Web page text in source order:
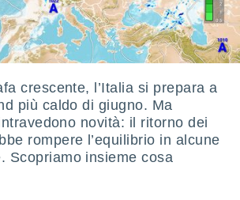
crescente, l’Italia si prepara a
più caldo di giugno. Ma
novità: il ritorno dei
rompere l’equilibrio in alcune
Scopriamo insieme cosa